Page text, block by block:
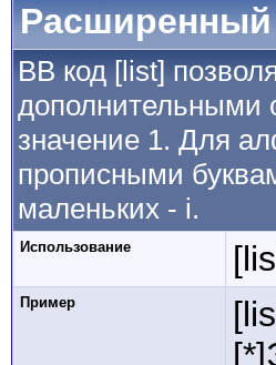
Расширенный
BB код [list]
дополнительными
значение 1. Для
прописными
маленьких - i.
Использование
Пример